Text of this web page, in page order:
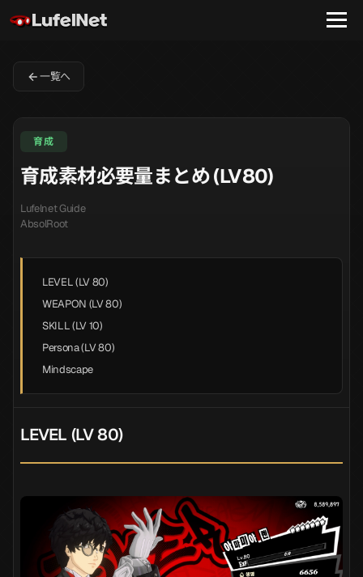
一覧へ
育成
育成素材必要量まとめ (LV80)
Lufelnet Guide
AbsolRoot
LEVEL (LV 80)
WEAPON (LV 80)
SKILL (LV 10)
Persona (LV 80)
Mindscape
LEVEL (LV 80)